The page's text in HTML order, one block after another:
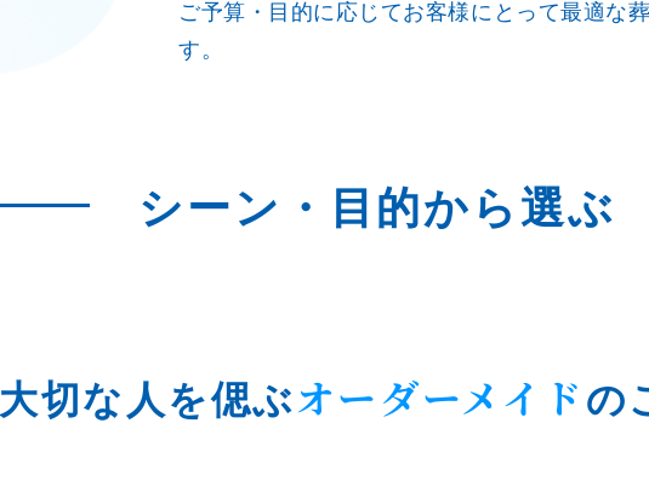
ご予算・目的に応じてお客様にとって最適な
す。
シーン・目的から選ぶ
大切な人を偲ぶオーダーメイドの